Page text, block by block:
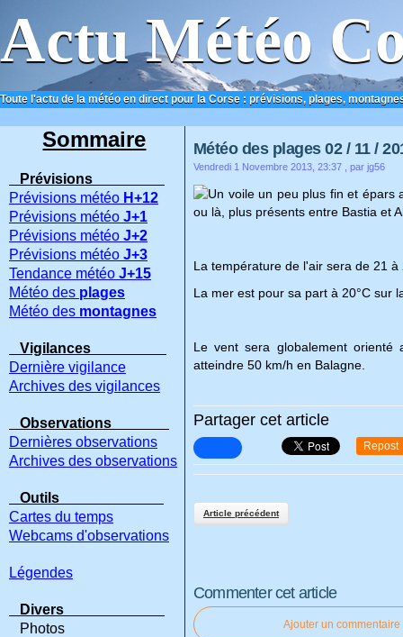
Actu Météo
Toute l'actu de la météo en direct pour la Corse : prévisions, plages,
ACCUEIL CONTACT
Météo des plages 02 / 11 /
Vendredi 1 Novembre 2013, 23:37 , par jg56
Un voile un peu plus fin et épars
ou là, plus présents entre Bastia et
La température de l'air sera de 21
La mer est pour sa part à 20°C sur
Le vent sera globalement orienté
atteindre 50 km/h en Balagne.
Partager cet article
Repost
Article précédent
Commenter cet article
Ajouter un commentaire
Sommaire
Prévisions
Prévisions météo H+12
Prévisions météo J+1
Prévisions météo J+2
Prévisions météo J+3
Tendance météo J+15
Météo des plages
Météo des montagnes
Vigilances
Dernière vigilance
Archives des vigilances
Observations
Dernières observations
Archives des observations
Outils
Cartes du temps
Webcams d'observations
Légendes
Divers
Photos